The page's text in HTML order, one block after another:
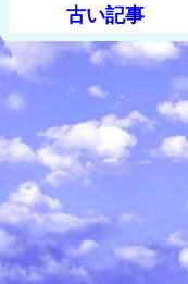
古い記事